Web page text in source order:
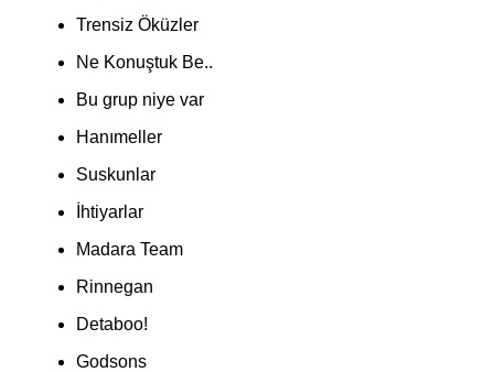
Trensiz Öküzler
Ne Konuştuk Be..
Bu grup niye var
Hanımeller
Suskunlar
İhtiyarlar
Madara Team
Rinnegan
Detaboo!
Godsons